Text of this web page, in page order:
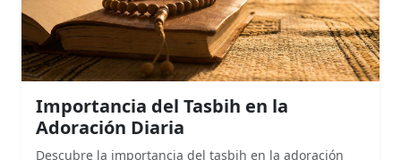
Importancia del Tasbih en la
Adoración Diaria
Descubre la importancia del tasbih en la adoración